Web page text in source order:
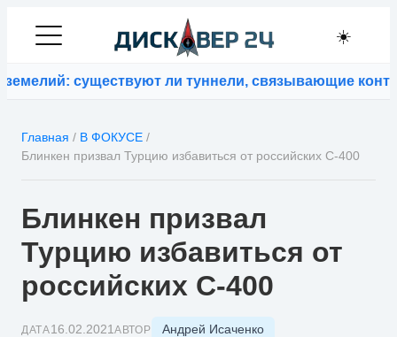
☀️
существуют ли туннели, связывающие
Главная / В ФОКУСЕ /
Блинкен призвал Турцию избавиться от российских С-400
Блинкен призвал
Турцию избавиться от
российских С-400
ДАТА16.02.2021 АВТОР Андрей Исаченко